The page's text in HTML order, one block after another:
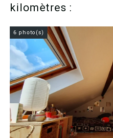
kilomètres :
6 photo(s)